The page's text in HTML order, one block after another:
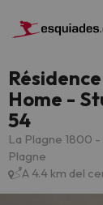
Home -
54
La Plagne 1800
Plagne
A 4.4 km del